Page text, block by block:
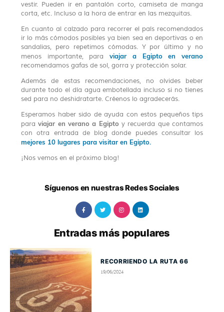
vestir. Pueden ir en pantalón corto, camiseta de manga
corta, etc. Incluso a la hora de entrar en las mezquitas.
En cuanto al calzado para recorrer el país recomendados
ir lo más cómodos posibles ya bien sea en deportivas o en
sandalias, pero repetimos cómodas. Y por último y no
menos importante, paraviajar a Egipto en verano
recomendamos gafas de sol, gorra y protección solar.
Además de estas recomendaciones, no olvides beber
durante todo el día agua embotellada incluso si no tienes
sed para no deshidratarte. Créenos lo agradecerás.
Esperamos haber sido de ayuda con estos pequeños tips
paraviajar en verano a Egipto y recuerda que contamos
con otra entrada de blog donde puedes consultar los
mejores 10 lugares para visitar en Egipto.
¡Nos vemos en el próximo blog!
Síguenos en nuestras Redes Sociales
Entradas más populares
RECORRIENDO LA RUTA 66
19/06/2024